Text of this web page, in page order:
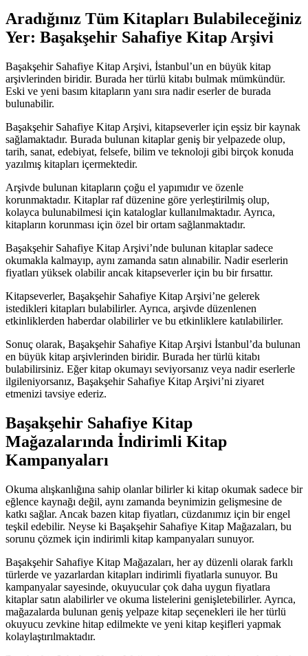
Aradığınız Tüm Kitapları Bulabileceğiniz
Yer: Başakşehir Sahafiye Kitap Arşivi
Başakşehir Sahafiye Kitap Arşivi, İstanbul’un en büyük kitap
arşivlerinden biridir. Burada her türlü kitabı bulmak mümkündür.
Eski ve yeni basım kitapların yanı sıra nadir eserler de burada
bulunabilir.
Başakşehir Sahafiye Kitap Arşivi, kitapseverler için eşsiz bir kaynak
sağlamaktadır. Burada bulunan kitaplar geniş bir yelpazede olup,
tarih, sanat, edebiyat, felsefe, bilim ve teknoloji gibi birçok konuda
yazılmış kitapları içermektedir.
Arşivde bulunan kitapların çoğu el yapımıdır ve özenle
korunmaktadır. Kitaplar raf düzenine göre yerleştirilmiş olup,
kolayca bulunabilmesi için kataloglar kullanılmaktadır. Ayrıca,
kitapların korunması için özel bir ortam sağlanmaktadır.
Başakşehir Sahafiye Kitap Arşivi’nde bulunan kitaplar sadece
okumakla kalmayıp, aynı zamanda satın alınabilir. Nadir eserlerin
fiyatları yüksek olabilir ancak kitapseverler için bu bir fırsattır.
Kitapseverler, Başakşehir Sahafiye Kitap Arşivi’ne gelerek
istedikleri kitapları bulabilirler. Ayrıca, arşivde düzenlenen
etkinliklerden haberdar olabilirler ve bu etkinliklere katılabilirler.
Sonuç olarak, Başakşehir Sahafiye Kitap Arşivi İstanbul’da bulunan
en büyük kitap arşivlerinden biridir. Burada her türlü kitabı
bulabilirsiniz. Eğer kitap okumayı seviyorsanız veya nadir eserlerle
ilgileniyorsanız, Başakşehir Sahafiye Kitap Arşivi’ni ziyaret
etmenizi tavsiye ederiz.
Başakşehir Sahafiye Kitap
Mağazalarında İndirimli Kitap
Kampanyaları
Okuma alışkanlığına sahip olanlar bilirler ki kitap okumak sadece bir
eğlence kaynağı değil, aynı zamanda beynimizin gelişmesine de
katkı sağlar. Ancak bazen kitap fiyatları, cüzdanımız için bir engel
teşkil edebilir. Neyse ki Başakşehir Sahafiye Kitap Mağazaları, bu
sorunu çözmek için indirimli kitap kampanyaları sunuyor.
Başakşehir Sahafiye Kitap Mağazaları, her ay düzenli olarak farklı
türlerde ve yazarlardan kitapları indirimli fiyatlarla sunuyor. Bu
kampanyalar sayesinde, okuyucular çok daha uygun fiyatlara
kitaplar satın alabilirler ve okuma listelerini genişletebilirler. Ayrıca,
mağazalarda bulunan geniş yelpaze kitap seçenekleri ile her türlü
okuyucu zevkine hitap edilmekte ve yeni kitap keşifleri yapmak
kolaylaştırılmaktadır.